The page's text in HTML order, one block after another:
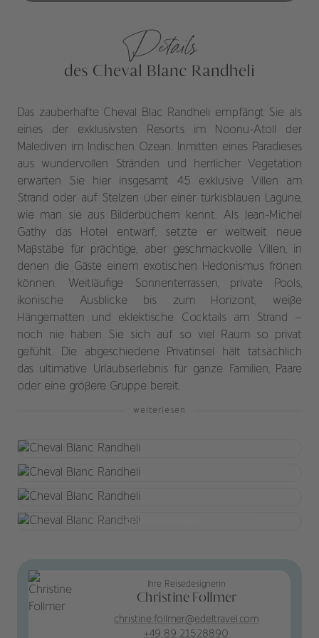
Details
des Cheval Blanc Randheli
Das zauberhafte Cheval Blac Randheli empfängt Sie als
eines der exklusivsten Resorts im Noonu-Atoll der
Malediven im Indischen Ozean. Inmitten eines Paradieses
aus wundervollen Stränden und herrlicher Vegetation
erwarten Sie hier insgesamt 45 exklusive Villen am
Strand oder auf Stelzen über einer türkisblauen Lagune,
wie man sie aus Bilderbüchern kennt. Als Jean-Michel
Gathy das Hotel entwarf, setzte er weltweit neue
Maßstäbe für prächtige, aber geschmackvolle Villen, in
denen die Gäste einem exotischen Hedonismus frönen
können. Weitläufige Sonnenterrassen, private Pools,
ikonische Ausblicke bis zum Horizont, weiße
Hängematten und eklektische Cocktails am Strand –
noch nie haben Sie sich auf so viel Raum so privat
gefühlt. Die abgeschiedene Privatinsel hält tatsächlich
das ultimative Urlaubserlebnis für ganze Familien, Paare
oder eine größere Gruppe bereit.
weiterlesen
+21 weitere Bilder
Ihre Reisedesignerin
Christine Follmer
christine.follmer@edeltravel.com
+49 89 21528890